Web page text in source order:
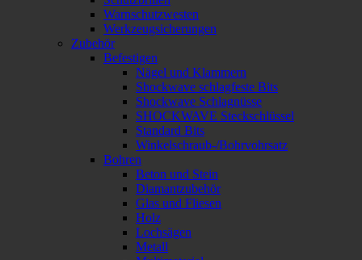
Warnschutzwesten
Werkzeugsicherungen
Zubehör
Befestigen
Nägel und Klammern
Shockwave schlagfeste Bits
Shockwave Schlagnüsse
SHOCKWAVE Steckschlüssel
Standard Bits
Winkelschraub-/Bohrvohrsatz
Bohren
Beton und Stein
Diamantzubehör
Glas und Fliesen
Holz
Lochsägen
Metall